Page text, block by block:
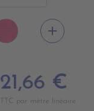
DB0112
FUSHIA add
21,66 €
TTC par mètre linéaire